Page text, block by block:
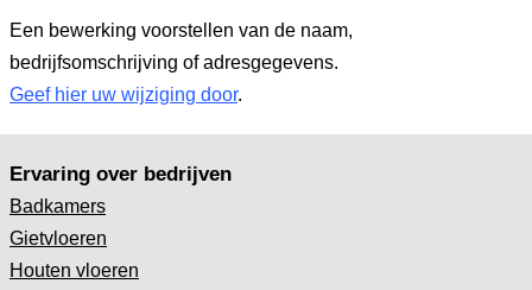
Een bewerking voorstellen van de naam,
bedrijfsomschrijving of adresgegevens.
Geef hier uw wijziging door.
Ervaring over bedrijven
Badkamers
Gietvloeren
Houten vloeren